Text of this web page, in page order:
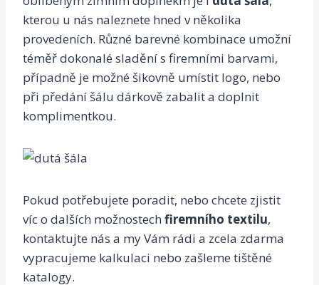
kterou u nás naleznete hned v několika
provedeních. Různé barevné kombinace umožní
téměř dokonalé sladění s firemními barvami,
případně je možné šikovně umístit logo, nebo
při předání šálu dárkově zabalit a doplnit
komplimentkou.
Pokud potřebujete poradit, nebo chcete zjistit
víc o dalších možnostech firemního textilu,
kontaktujte nás a my Vám rádi a zcela zdarma
vypracujeme kalkulaci nebo zašleme tištěné
katalogy.